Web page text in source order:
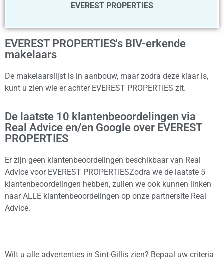
EVEREST PROPERTIES
EVEREST PROPERTIES's BIV-erkende
makelaars
De makelaarslijst is in aanbouw, maar zodra deze klaar is,
kunt u zien wie er achter EVEREST PROPERTIES zit.
De laatste 10 klantenbeoordelingen via
Real Advice en/en Google over EVEREST
PROPERTIES
Er zijn geen klantenbeoordelingen beschikbaar van Real
Advice voor EVEREST PROPERTIESZodra we de laatste 5
klantenbeoordelingen hebben, zullen we ook kunnen linken
naar ALLE klantenbeoordelingen op onze partnersite Real
Advice.
Wilt u alle advertenties in Sint-Gillis zien? Bepaal uw criteria